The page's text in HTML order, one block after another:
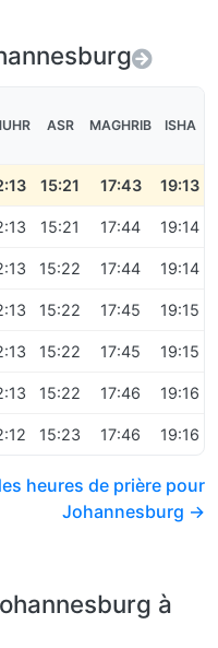
ASR MAGHRIB ISHA
15:21 17:43 19:13
15:21 17:44 19:14
15:22 17:44 19:14
15:22 17:45 19:15
15:22 17:45 19:15
15:22 17:46 19:16
15:23 17:46 19:16
heures de prière pour
Johannesburg →
à